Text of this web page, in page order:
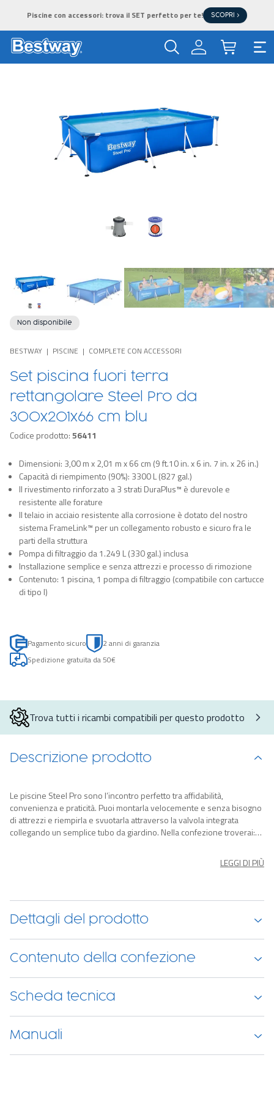
Piscine con accessori: trova il SET perfetto per te! SCOPRI >
Non disponibile
BESTWAY PISCINE COMPLETE CON ACCESSORI
Set piscina fuori terra
rettangolare Steel Pro da
300x201x66 cm blu
Codice prodotto:56411
Dimensioni: 3,00 m x 2,01 m x 66 cm (9 ft.10 in. x 6 in. 7 in. x 26 in.)
Capacità di riempimento (90%): 3300 L (827 gal.)
Il rivestimento rinforzato a 3 strati DuraPlus™ è durevole e
resistente alle forature
Il telaio in acciaio resistente alla corrosione è dotato del nostro
sistema FrameLink™ per un collegamento robusto e sicuro fra le
parti della struttura
Pompa di filtraggio da 1.249 L (330 gal.) inclusa
Installazione semplice e senza attrezzi e processo di rimozione
Contenuto: 1 piscina, 1 pompa di filtraggio (compatibile con cartucce
di tipo I)
Pagamento sicuro
2 anni di garanzia
Spedizione gratuita da 50€
Trova tutti i ricambi compatibili per questo prodotto
Descrizione prodotto
Le piscine Steel Pro sono l’incontro perfetto tra affidabilità,
convenienza e praticità. Puoi montarla velocemente e senza bisogno
di attrezzi e riempirla e svuotarla attraverso la valvola integrata
collegando un semplice tubo da giardino. Nella confezione troverai:
LEGGI DI PIÙ
Dettagli del prodotto
Contenuto della confezione
Scheda tecnica
Manuali